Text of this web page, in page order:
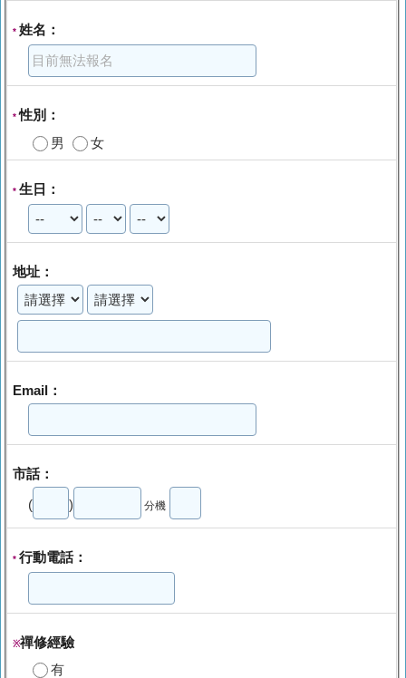
* 姓名：
*性別：
男
女
* 生日：
地址：
Email：
市話：
( ) 分機
* 行動電話：
※禪修經驗
有